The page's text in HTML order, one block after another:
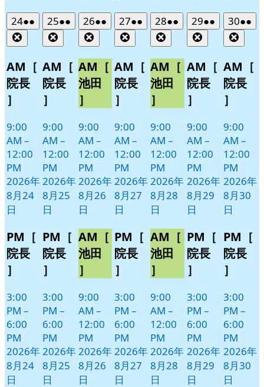
242026
年
8
月
24
日
●●
件
の
イ
ベ
ン
ト)
AM［
院長
］
9:00
AM –
12:00
PM
2026年
8月24
日
PM［
院長
］
3:00
PM –
6:00
PM
2026年
8月24
日
252026
年
8
月
25
日
●●
件
の
イ
ベ
ン
ト)
AM［
院長
］
9:00
AM –
12:00
PM
2026年
8月25
日
PM［
院長
］
3:00
PM –
6:00
PM
2026年
8月25
日
262026
年
8
月
26
日
●●
件
の
イ
ベ
ン
ト)
AM［
池田
］
9:00
AM –
12:00
PM
2026年
8月26
日
AM［
池田
］
9:00
AM –
12:00
PM
2026年
8月26
日
272026
年
8
月
27
日
●●
件
の
イ
ベ
ン
ト)
AM［
院長
］
9:00
AM –
12:00
PM
2026年
8月27
日
PM［
院長
］
3:00
PM –
6:00
PM
2026年
8月27
日
282026
年
8
月
28
日
●●
件
の
イ
ベ
ン
ト)
AM［
池田
］
9:00
AM –
12:00
PM
2026年
8月28
日
AM［
池田
］
9:00
AM –
12:00
PM
2026年
8月28
日
292026
年
8
月
29
日
●●
件
の
イ
ベ
ン
ト)
AM［
院長
］
9:00
AM –
12:00
PM
2026年
8月29
日
PM［
院長
］
3:00
PM –
6:00
PM
2026年
8月29
日
302026
年
8
月
30
日
●●
件
イ
ベ
AM［
院長
］
9:00
AM –
12:00
PM
2026年
8月30
日
PM［
院長
］
3:00
PM –
6:00
PM
2026年
8月30
日